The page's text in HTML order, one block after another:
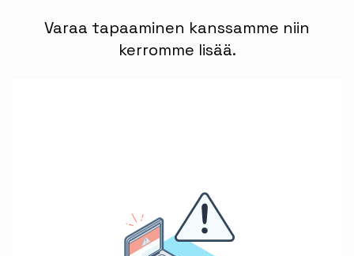
Varaa tapaaminen kanssamme niin
kerromme lisää.